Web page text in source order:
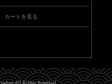
カートを見る
All Rights Reserved.